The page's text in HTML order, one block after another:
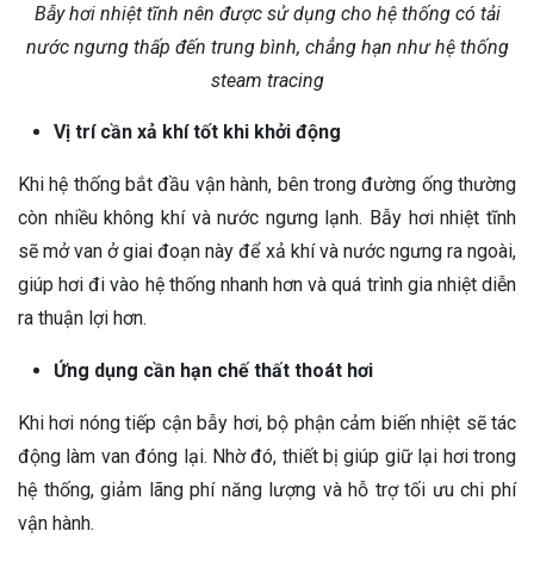
Bẫy hơi nhiệt tĩnh nên được sử dụng cho hệ thống có tải
nước ngưng thấp đến trung bình, chẳng hạn như hệ thống
steam tracing
Vị trí cần xả khí tốt khi khởi động
Khi hệ thống bắt đầu vận hành, bên trong đường ống thường
còn nhiều không khí và nước ngưng lạnh. Bẫy hơi nhiệt tĩnh
sẽ mở van ở giai đoạn này để xả khí và nước ngưng ra ngoài,
giúp hơi đi vào hệ thống nhanh hơn và quá trình gia nhiệt diễn
ra thuận lợi hơn.
Ứng dụng cần hạn chế thất thoát hơi
Khi hơi nóng tiếp cận bẫy hơi, bộ phận cảm biến nhiệt sẽ tác
động làm van đóng lại. Nhờ đó, thiết bị giúp giữ lại hơi trong
hệ thống, giảm lãng phí năng lượng và hỗ trợ tối ưu chi phí
vận hành.